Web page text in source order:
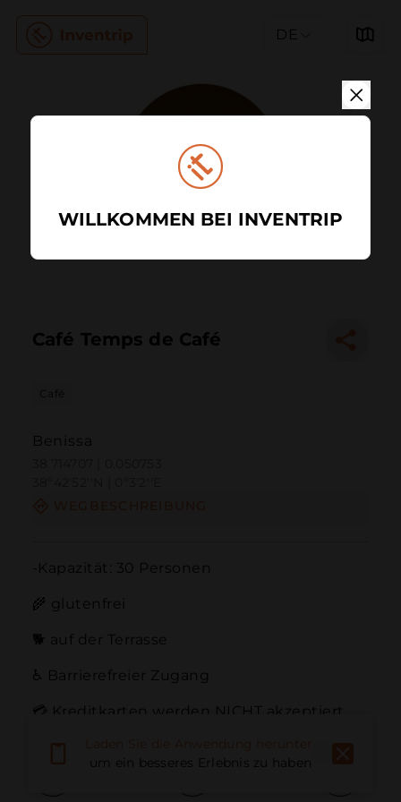
DE
Café Temps de Café
Café
Benissa
-Kapazität: 30 Personen
🌾 glutenfrei
🐕 auf der Terrasse
♿ Barrierefreier Zugang
💳 Kreditkarten werden NICHT akzeptiert
um ein besseres Erlebnis zu haben
WILLKOMMEN BEI INVENTRIP